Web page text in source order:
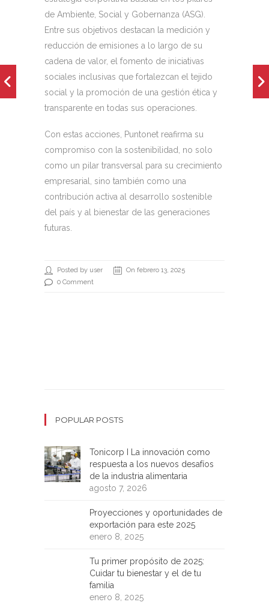
de Ambiente, Social y Gobernanza (ASG).
Entre sus objetivos destacan la medición y
reducción de emisiones a lo largo de su
cadena de valor, el fomento de iniciativas
sociales inclusivas que fortalezcan el tejido
social y la promoción de una gestión ética y
transparente en todas sus operaciones.
Con estas acciones, Puntonet reafirma su
compromiso con la sostenibilidad, no solo
como un pilar transversal para su crecimiento
empresarial, sino también como una
contribución activa al desarrollo sostenible
del país y al bienestar de las generaciones
futuras.
Posted by user
On febrero 13, 2025
0 Comment
POPULAR POSTS
Tonicorp I La innovación como
respuesta a los nuevos desafíos
de la industria alimentaria
agosto 7, 2026
Proyecciones y oportunidades de
exportación para este 2025
enero 8, 2025
Tu primer propósito de 2025:
Cuidar tu bienestar y el de tu
familia
enero 8, 2025